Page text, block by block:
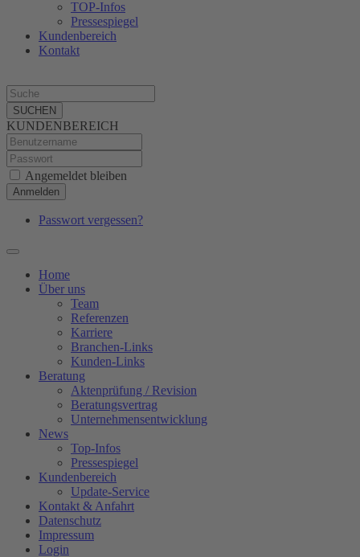
TOP-Infos
Pressespiegel
Kundenbereich
Kontakt
SUCHEN
KUNDENBEREICH
Angemeldet bleiben
Anmelden
Passwort vergessen?
Home
Über uns
Team
Referenzen
Karriere
Branchen-Links
Kunden-Links
Beratung
Aktenprüfung / Revision
Beratungsvertrag
Unternehmensentwicklung
News
Top-Infos
Pressespiegel
Kundenbereich
Update-Service
Kontakt & Anfahrt
Datenschutz
Impressum
Login